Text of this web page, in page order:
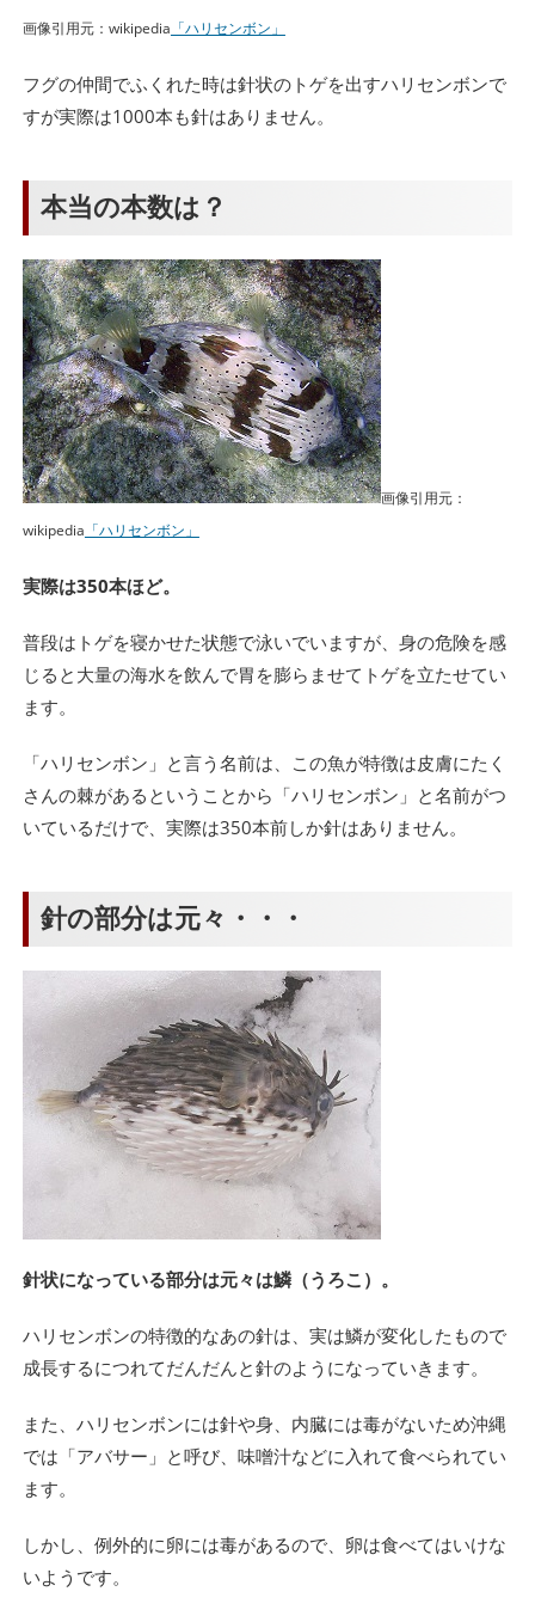
画像引用元：wikipedia 「ハリセンボン」
フグの仲間でふくれた時は針状のトゲを出すハリセンボンで
すが実際は1000本も針はありません。
本当の本数は？
画像引用元：
wikipedia 「ハリセンボン」
実際は350本ほど。
普段はトゲを寝かせた状態で泳いでいますが、身の危険を感
じると大量の海水を飲んで胃を膨らませてトゲを立たせてい
ます。
「ハリセンボン」と言う名前は、この魚が特徴は皮膚にたく
さんの棘があるということから「ハリセンボン」と名前がつ
いているだけで、実際は350本前しか針はありません。
針の部分は元々・・・
針状になっている部分は元々は鱗（うろこ）。
ハリセンボンの特徴的なあの針は、実は鱗が変化したもので
成長するにつれてだんだんと針のようになっていきます。
また、ハリセンボンには針や身、内臓には毒がないため沖縄
では「アバサー」と呼び、味噌汁などに入れて食べられてい
ます。
しかし、例外的に卵には毒があるので、卵は食べてはいけな
いようです。